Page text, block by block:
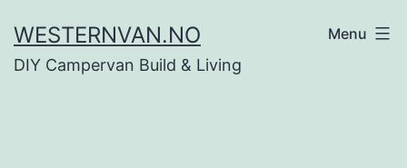
to
content
WESTERNVAN.NO
DIY Campervan Build & Living
Menu